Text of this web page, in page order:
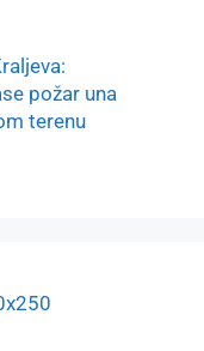
požar una
terenu